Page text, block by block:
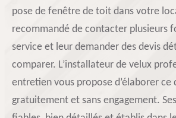
pose de fenêtre de toit dans votre
recommandé de contacter plusieurs
service et leur demander des devis
comparer. L’installateur de velux
entretien vous propose d’élaborer ce
gratuitement et sans engagement.